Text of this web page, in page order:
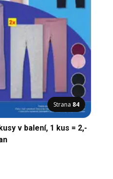
Strana 84
v balení, 1 kus = 2,-